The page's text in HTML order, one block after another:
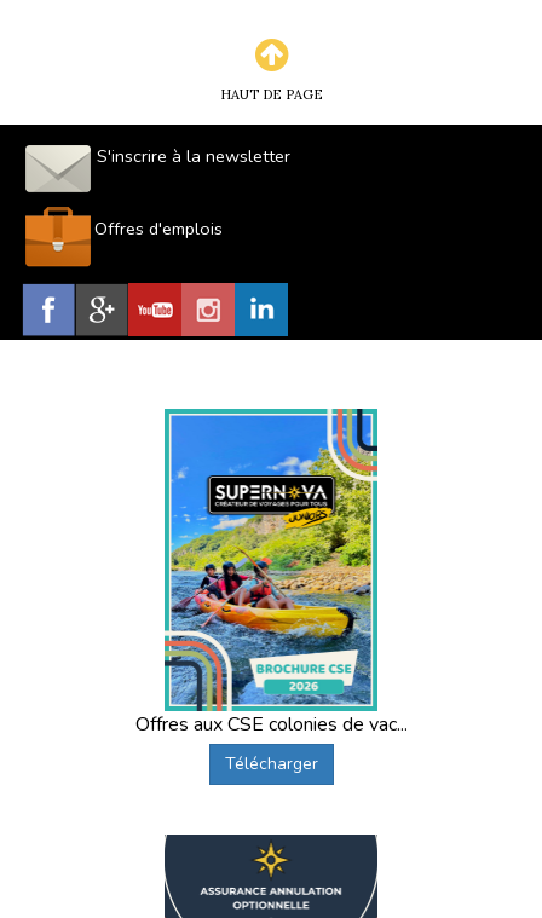
HAUT DE PAGE
S'inscrire à la newsletter
Offres d'emplois
Offres aux CSE colonies de vac...
Télécharger